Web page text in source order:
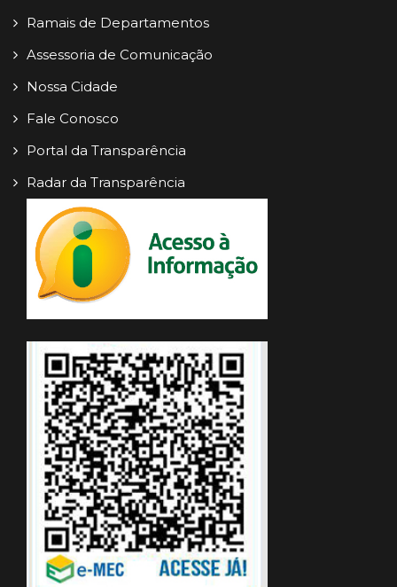
Ramais de Departamentos
Assessoria de Comunicação
Nossa Cidade
Fale Conosco
Portal da Transparência
Radar da Transparência